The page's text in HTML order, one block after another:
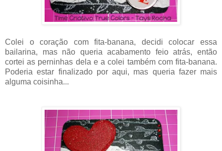
Colei o coração com fita-banana, decidi colocar essa
bailarina, mas não queria acabamento feio atrás, então
cortei as perninhas dela e a colei também com fita-banana.
Poderia estar finalizado por aqui, mas queria fazer mais
alguma coisinha...